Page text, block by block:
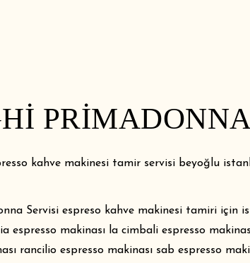
kahve makinesi tamir servisi beyoğlu
Servisi espreso kahve makinesi tamiri için
espresso makinası la cimbali espresso
rancilio espresso makinası sab espresso